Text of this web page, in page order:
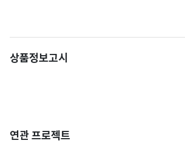
상품정보고시
연관 프로젝트